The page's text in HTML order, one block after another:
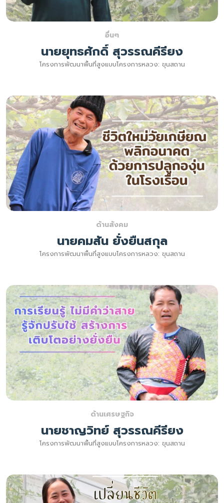
อื่นๆ
นายยุทธศักดิ์ สุวรรณคีรียง
โครงการพัฒนาพื้นที่สูงแบบโครงการหลวง: ขุนสถาน
ด้านสังคม
นายคมสัน ยั่งยืนสกุล
โครงการพัฒนาพื้นที่สูงแบบโครงการหลวง: ขุนสถาน
ด้านเศรษฐกิจ
นายชาญวิทย์ สุวรรณคีรียง
โครงการพัฒนาพื้นที่สูงแบบโครงการหลวง: ขุนสถาน